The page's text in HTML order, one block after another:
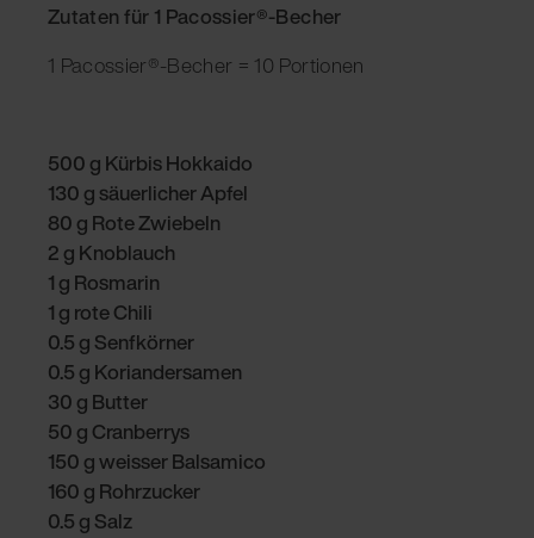
Zutaten für 1 Pacossier®-Becher
1 Pacossier®-Becher = 10 Portionen
500 g Kürbis Hokkaido
130 g säuerlicher Apfel
80 g Rote Zwiebeln
2 g Knoblauch
1 g Rosmarin
1 g rote Chili
0.5 g Senfkörner
0.5 g Koriandersamen
30 g Butter
50 g Cranberrys
150 g weisser Balsamico
160 g Rohrzucker
0.5 g Salz